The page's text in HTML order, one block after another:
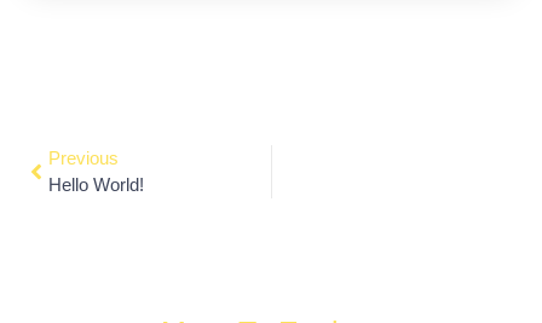
Previous
Hello World!